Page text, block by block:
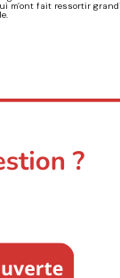
m’ont fait ressortir